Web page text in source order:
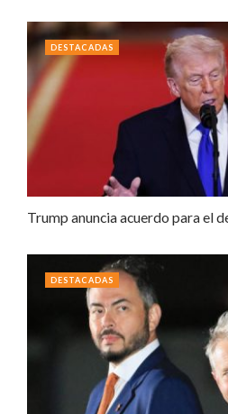
Trump anuncia acuerdo para el
DESTACADAS
DESTACADAS